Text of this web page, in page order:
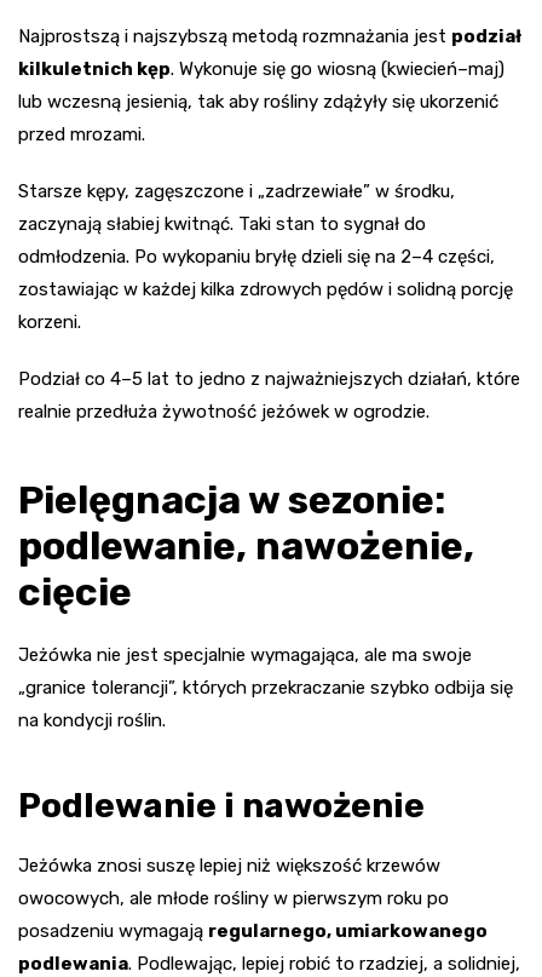
Najprostszą i najszybszą metodą rozmnażania jest podział
kilkuletnich kęp. Wykonuje się go wiosną (kwiecień–maj)
lub wczesną jesienią, tak aby rośliny zdążyły się ukorzenić
przed mrozami.
Starsze kępy, zagęszczone i „zadrzewiałe” w środku,
zaczynają słabiej kwitnąć. Taki stan to sygnał do
odmłodzenia. Po wykopaniu bryłę dzieli się na 2–4 części,
zostawiając w każdej kilka zdrowych pędów i solidną porcję
korzeni.
Podział co 4–5 lat to jedno z najważniejszych działań, które
realnie przedłuża żywotność jeżówek w ogrodzie.
Pielęgnacja w sezonie:
podlewanie, nawożenie,
cięcie
Jeżówka nie jest specjalnie wymagająca, ale ma swoje
„granice tolerancji”, których przekraczanie szybko odbija się
na kondycji roślin.
Podlewanie i nawożenie
Jeżówka znosi suszę lepiej niż większość krzewów
owocowych, ale młode rośliny w pierwszym roku po
posadzeniu wymagają regularnego, umiarkowanego
podlewania. Podlewając, lepiej robić to rzadziej, a solidniej,